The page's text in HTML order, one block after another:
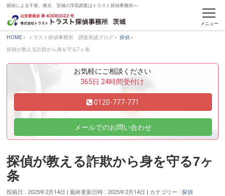
探偵による千葉、東京、茨城の浮気調査はトラスト探偵事務所へ
トラスト探偵事務所 調査実績ブログ
HOME » トラスト探偵事務所 調査実績ブログ » 探偵 »
探偵が教える詐欺から身を守る7ヶ条
お気軽にご相談ください
365日 24時間受付け
0120-777-771
メールでのお問い合わせ
探偵が教える詐欺から身を守る7ヶ
条
投稿日 : 2025年2月14日 最終更新日時 : 2025年2月14日 カテゴリー :探偵